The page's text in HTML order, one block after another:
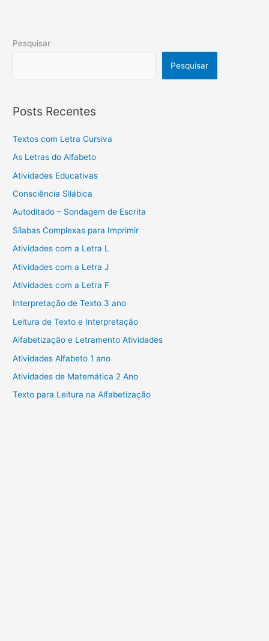
Pesquisar
Pesquisar
Posts Recentes
Textos com Letra Cursiva
As Letras do Alfabeto
Atividades Educativas
Consciência Silábica
Autoditado – Sondagem de Escrita
Sílabas Complexas para Imprimir
Atividades com a Letra L
Atividades com a Letra J
Atividades com a Letra F
Interpretação de Texto 3 ano
Leitura de Texto e Interpretação
Alfabetização e Letramento Atividades
Atividades Alfabeto 1 ano
Atividades de Matemática 2 Ano
Texto para Leitura na Alfabetização